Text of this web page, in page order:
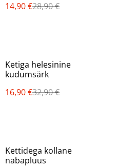
14,90 €28,90 €
%
Ketiga helesinine
kudumsärk
16,90 €32,90 €
%
Kettidega kollane
nabapluus